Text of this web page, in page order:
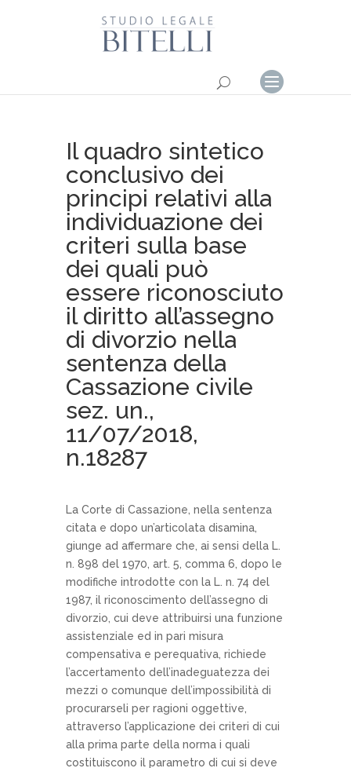
Il quadro sintetico
conclusivo dei
principi relativi alla
individuazione dei
criteri sulla base
dei quali può
essere riconosciuto
il diritto all’assegno
di divorzio nella
sentenza della
Cassazione civile
sez. un.,
11/07/2018,
n.18287
La Corte di Cassazione, nella sentenza
citata e dopo un’articolata disamina,
giunge ad affermare che, ai sensi della L.
n. 898 del 1970, art. 5, comma 6, dopo le
modifiche introdotte con la L. n. 74 del
1987, il riconoscimento dell’assegno di
divorzio, cui deve attribuirsi una funzione
assistenziale ed in pari misura
compensativa e perequativa, richiede
l’accertamento dell’inadeguatezza dei
mezzi o comunque dell’impossibilità di
procurarseli per ragioni oggettive,
attraverso l’applicazione dei criteri di cui
alla prima parte della norma i quali
costituiscono il parametro di cui si deve